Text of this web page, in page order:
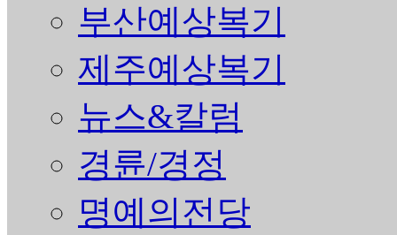
부산예상복기
제주예상복기
뉴스&칼럼
경륜/경정
명예의전당